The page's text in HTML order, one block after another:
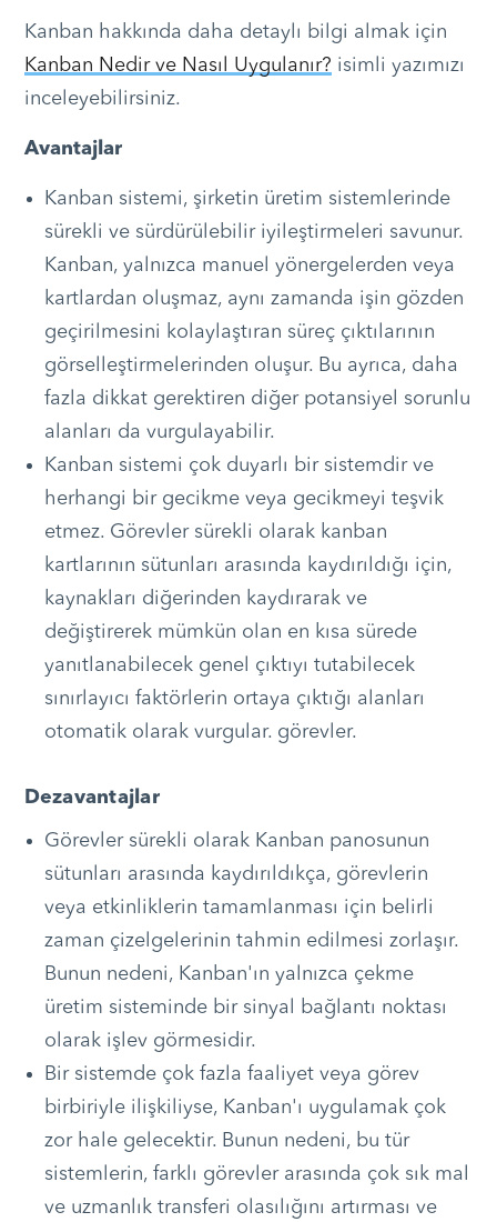
Kanban hakkında daha detaylı bilgi almak için
Kanban Nedir ve Nasıl Uygulanır? isimli yazımızı
inceleyebilirsiniz.
Avantajlar
Kanban sistemi, şirketin üretim sistemlerinde
sürekli ve sürdürülebilir iyileştirmeleri savunur.
Kanban, yalnızca manuel yönergelerden veya
kartlardan oluşmaz, aynı zamanda işin gözden
geçirilmesini kolaylaştıran süreç çıktılarının
görselleştirmelerinden oluşur. Bu ayrıca, daha
fazla dikkat gerektiren diğer potansiyel sorunlu
alanları da vurgulayabilir.
Kanban sistemi çok duyarlı bir sistemdir ve
herhangi bir gecikme veya gecikmeyi teşvik
etmez. Görevler sürekli olarak kanban
kartlarının sütunları arasında kaydırıldığı için,
kaynakları diğerinden kaydırarak ve
değiştirerek mümkün olan en kısa sürede
yanıtlanabilecek genel çıktıyı tutabilecek
sınırlayıcı faktörlerin ortaya çıktığı alanları
otomatik olarak vurgular. görevler.
Dezavantajlar
Görevler sürekli olarak Kanban panosunun
sütunları arasında kaydırıldıkça, görevlerin
veya etkinliklerin tamamlanması için belirli
zaman çizelgelerinin tahmin edilmesi zorlaşır.
Bunun nedeni, Kanban'ın yalnızca çekme
üretim sisteminde bir sinyal bağlantı noktası
olarak işlev görmesidir.
Bir sistemde çok fazla faaliyet veya görev
birbiriyle ilişkiliyse, Kanban'ı uygulamak çok
zor hale gelecektir. Bunun nedeni, bu tür
sistemlerin, farklı görevler arasında çok sık mal
ve uzmanlık transferi olasılığını artırması ve